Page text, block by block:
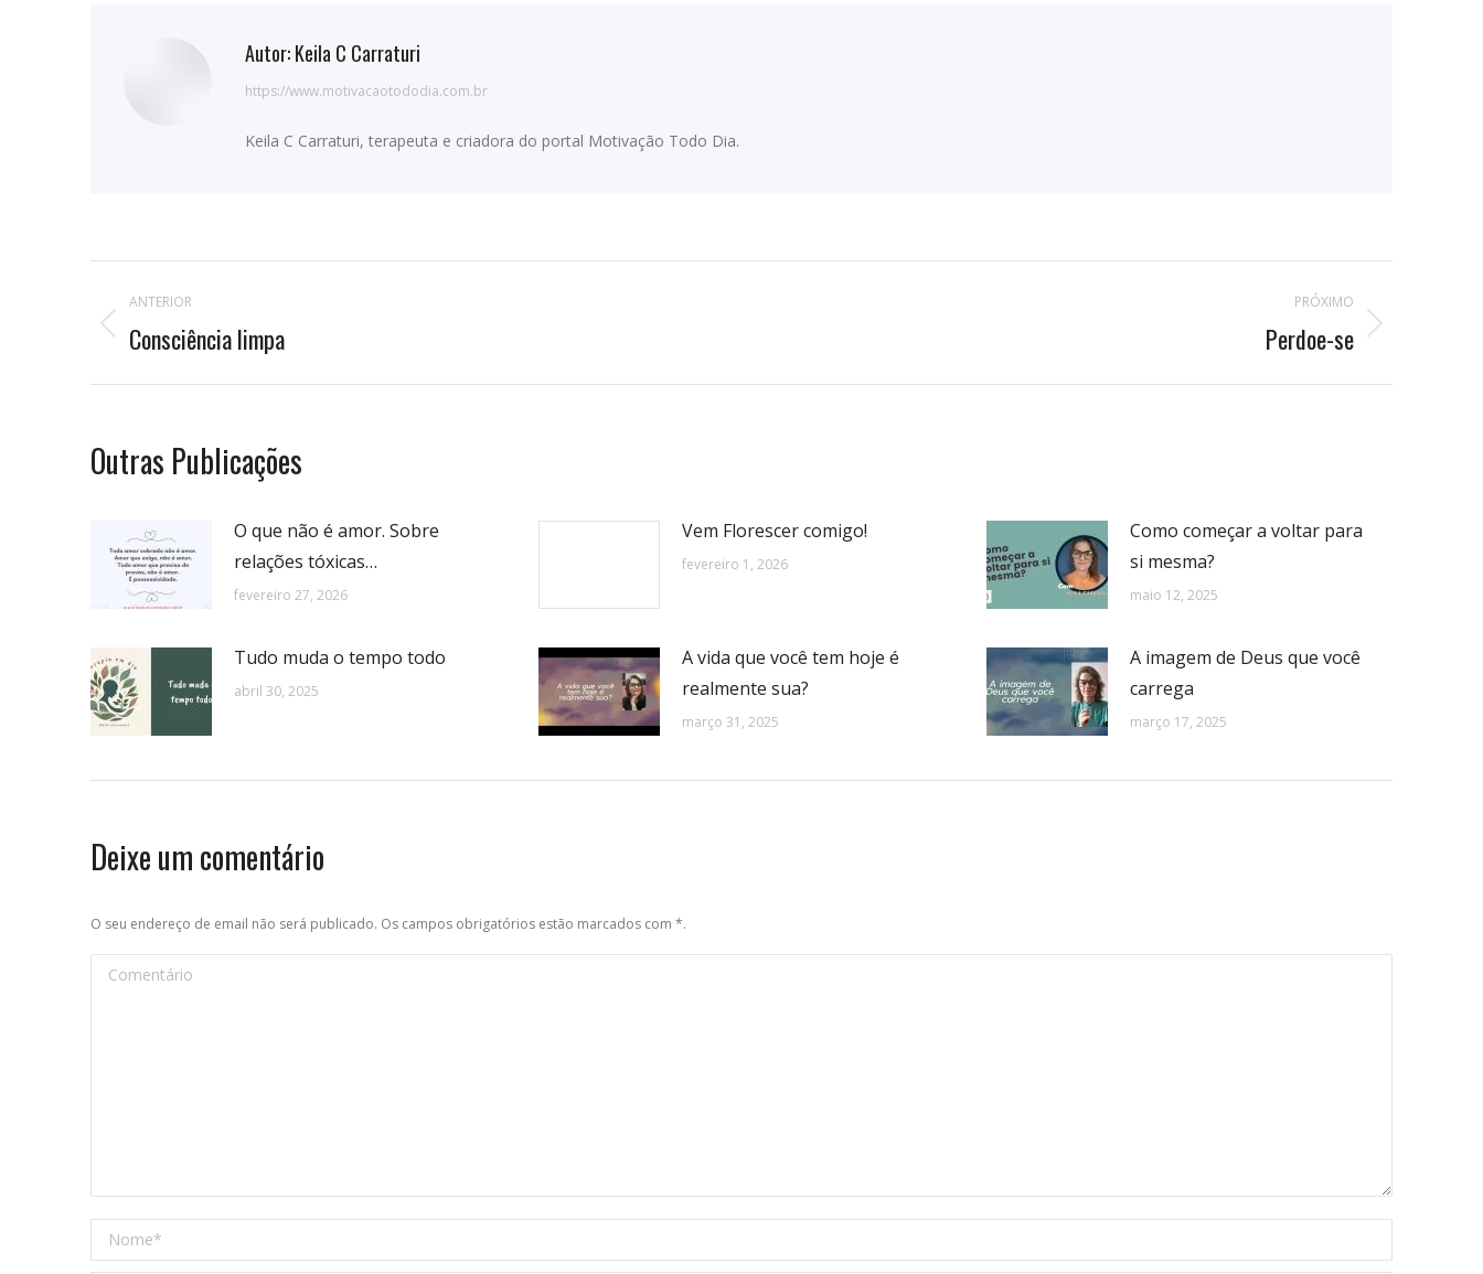
Autor:Keila C Carraturi
https://www.motivacaotododia.com.br
Keila C Carraturi, terapeuta e criadora do portal Motivação Todo Dia.
Navegação
de
postagens
ANTERIOR
Publicação
Consciência limpa
PRÓXIMO
Perdoe-se
Outras Publicações
O que não é amor. Sobre
relações tóxicas…
fevereiro 27, 2026
Vem Florescer comigo!
fevereiro 1, 2026
Como começar a voltar para
si mesma?
maio 12, 2025
Tudo muda o tempo todo
abril 30, 2025
A vida que você tem hoje é
realmente sua?
março 31, 2025
A imagem de Deus que você
carrega
março 17, 2025
Deixe um comentário
O seu endereço de email não será publicado. Os campos obrigatórios estão marcados com *.
Comentário
Nome *